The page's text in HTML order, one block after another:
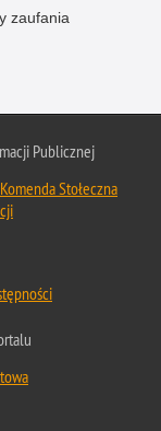
zaufania
Publicznej
Stołeczna